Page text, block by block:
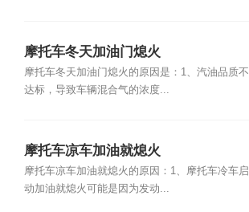
摩托车冬天加油门熄火
摩托车冬天加油门熄火的原因是：1、汽油品质不
达标，导致车辆混合气的浓度...
摩托车凉车加油就熄火
摩托车凉车加油就熄火的原因：1、摩托车冷车启
动加油就熄火可能是因为发动...